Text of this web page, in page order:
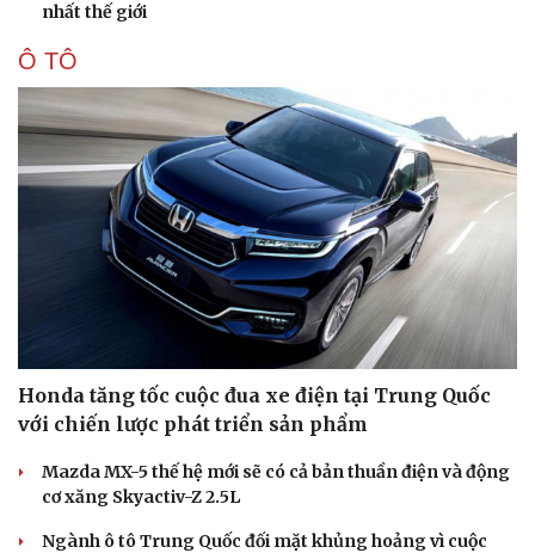
Sức khỏe
Dinh dưỡng - món ngon
Cây thuốc
Sản phụ khoa
Nhi khoa
Làm đẹp - giảm cân
Phòng mạch online
Ăn sạch sống khỏe
Đời sống
Nhà đẹp
Blog
Tình yêu - Gia đình
nhất thế giới
Ô TÔ
Honda tăng tốc cuộc đua xe điện tại Trung Quốc
với chiến lược phát triển sản phẩm
Mazda MX-5 thế hệ mới sẽ có cả bản thuần điện và động
cơ xăng Skyactiv-Z 2.5L
Ngành ô tô Trung Quốc đối mặt khủng hoảng vì cuộc